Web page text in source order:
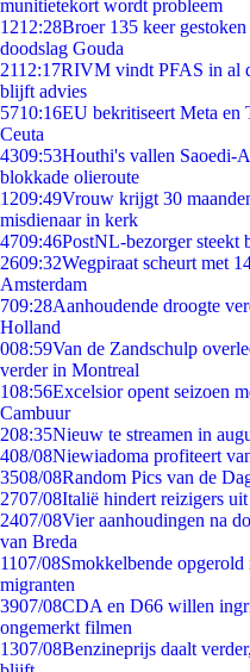
munitietekort wordt probleem
1212:28Broer 135 keer
doodslag Gouda
2112:17RIVM vindt PFAS in al
blijft advies
5710:16EU bekritiseert Meta en
Ceuta
4309:53Houthi's vallen Saoedi-
blokkade olieroute
1209:49Vrouw krijgt 30
misdienaar in kerk
4709:46PostNL-bezorger steekt
2609:32Wegpiraat scheurt met
Amsterdam
709:28Aanhoudende droogte
Holland
008:59Van de Zandschulp
verder in Montreal
108:56Excelsior opent seizoen
Cambuur
208:35Nieuw te streamen in
408/08Niewiadoma profiteert
3508/08Random Pics van de
2707/08Italië hindert reizigers
2407/08Vier aanhoudingen na
van Breda
1107/08Smokkelbende
migranten
3907/08CDA en D66 willen
ongemerkt filmen
1307/08Benzineprijs daalt